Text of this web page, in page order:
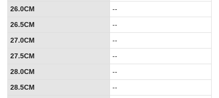
26.0CM
--
26.5CM
--
27.0CM
--
27.5CM
--
28.0CM
--
28.5CM
--